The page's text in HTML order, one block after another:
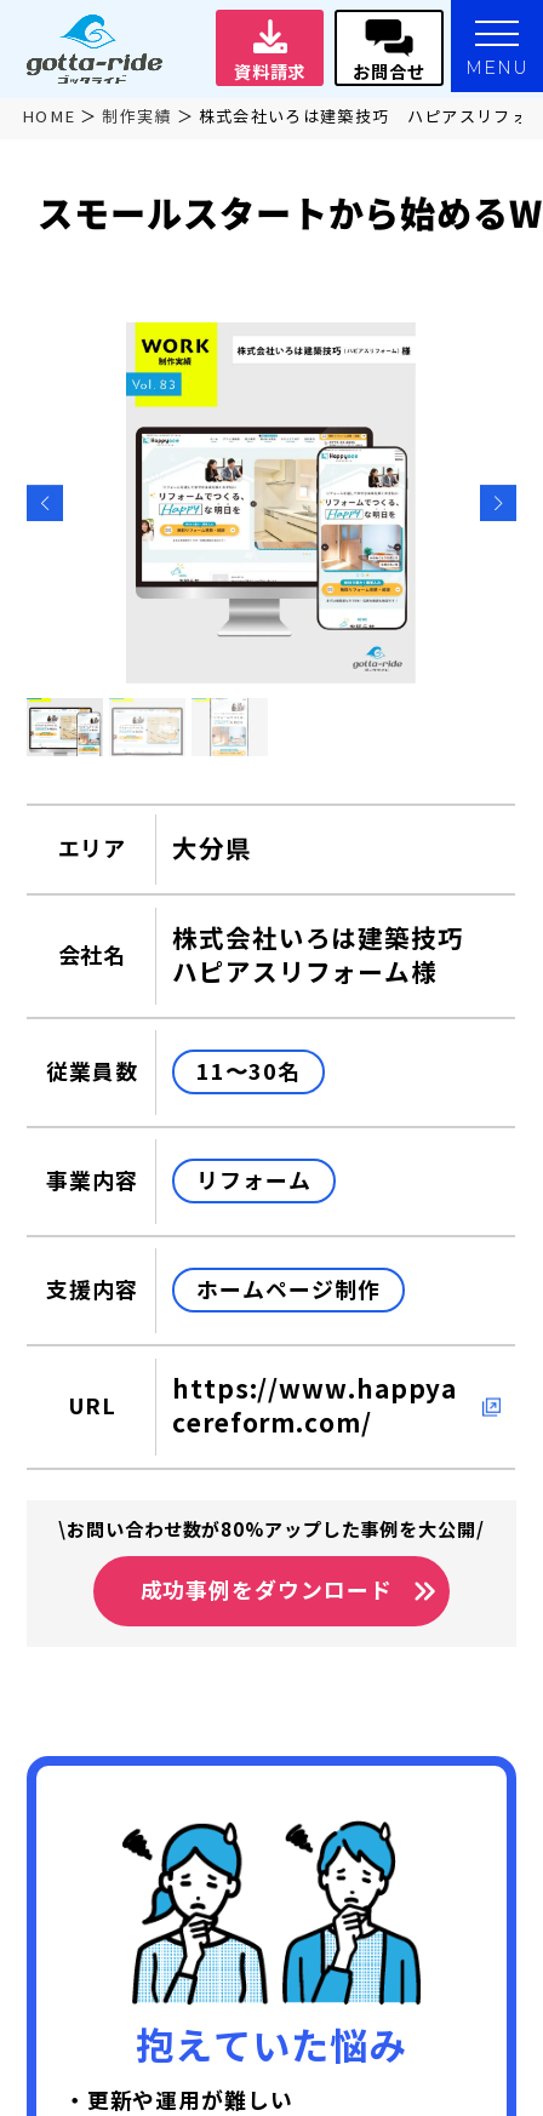
資料請求 お問合せ MENU
HOME 制作実績 株式会社いろは建築技巧 ハピアスリフォ
スモールスタートから始める
エリア 大分県
会社名
株式会社いろは建築技巧
ハピアスリフォーム様
従業員数 11〜30名
事業内容 リフォーム
支援内容 ホームページ制作
URL
https://www.happya
cereform.com/
\お問い合わせ数が80%アップした事例を大公開/
成功事例をダウンロード
抱えていた悩み
・更新や運用が難しい